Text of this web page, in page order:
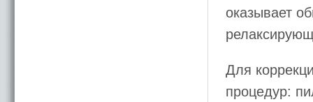
оказывает
Для
процедур: